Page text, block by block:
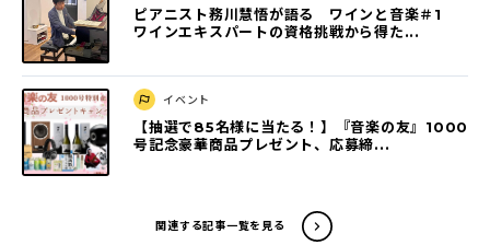
ピアニスト務川慧悟が語る ワインと音楽＃1
ワインエキスパートの資格挑戦から得た...
イベント
【抽選で85名様に当たる！】『音楽の友』1000
号記念豪華商品プレゼント、応募締...
関連する記事一覧を見る